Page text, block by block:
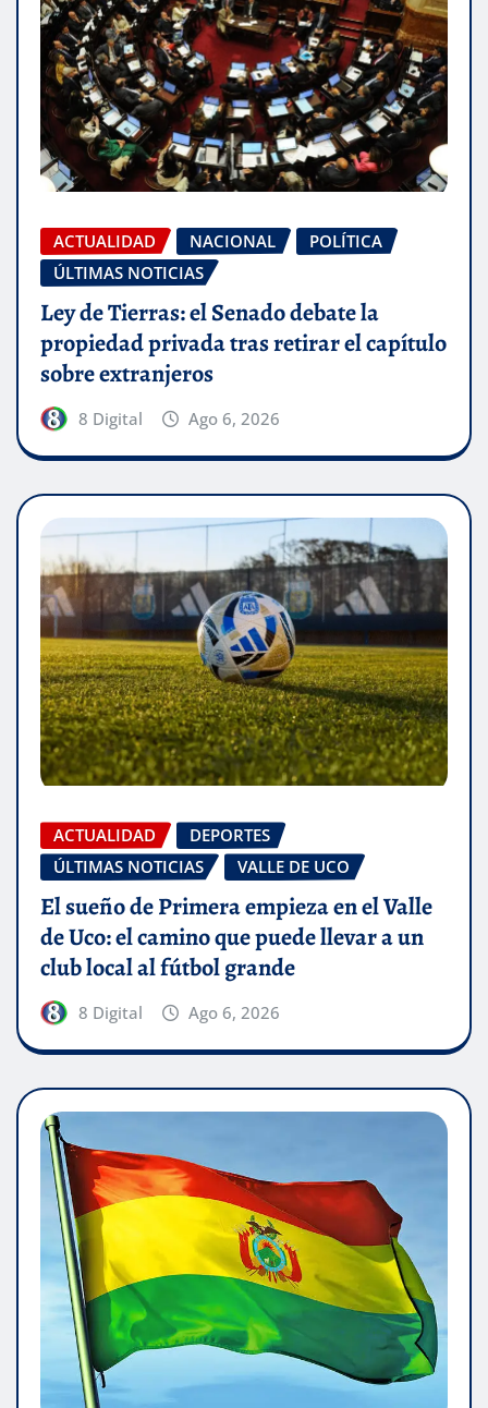
ACTUALIDAD NACIONAL
POLÍTICA
ÚLTIMAS NOTICIAS
Ley de Tierras: el Senado debate la
propiedad privada tras retirar el capítulo
sobre extranjeros
8 Digital Ago 6, 2026
ACTUALIDAD
DEPORTES
ÚLTIMAS NOTICIAS
VALLE DE UCO
El sueño de Primera empieza en el Valle
de Uco: el camino que puede llevar a un
club local al fútbol grande
8 Digital Ago 6, 2026